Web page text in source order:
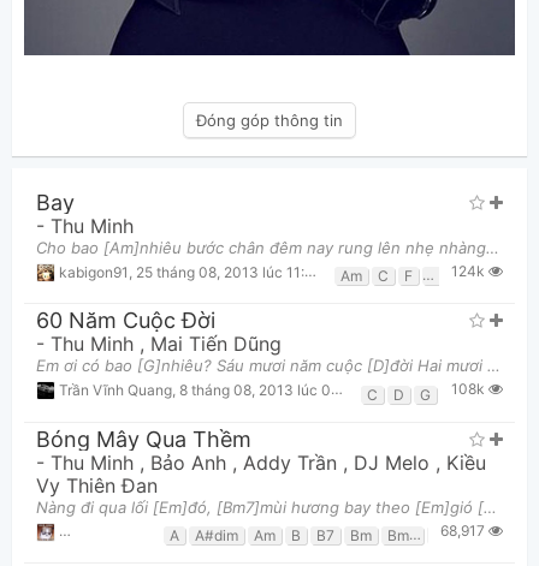
Đóng góp thông tin
Bay
- Thu Minh
Cho bao [Am]nhiêu bước chân đêm nay rung lên nhẹ nhàng Cho bao [F]nhiêu đắm say đêm nay mong manh đ
kabigon91 25 tháng 08, 2013 lúc 11:28am Am C F G 124k
60 Năm Cuộc Đời
- Thu Minh , Mai Tiến Dũng
Em ơi có bao [G]nhiêu? Sáu mươi năm cuộc [D]đời Hai mươi năm [C]đầu, sung sướng không bao [G]lâu
Trần Vĩnh Quang, 8 tháng 08, 2013 lúc 01:34am C D G 108k
Bóng Mây Qua Thềm
- Thu Minh , Bảo Anh , Addy Trần , DJ Melo , Kiều
Vy Thiên Đan
Nàng đi qua lối [Em]đó, [Bm7]mùi hương bay theo [Em]gió [Bm7] Giọt cà phê vẫn [Em]đó mà chẳng có mù
Vương Thiện 31 tháng 07, 2018 lúc 02:57pm
A A#dim Am B B7 Bm Bm7 C C# C7
68,917